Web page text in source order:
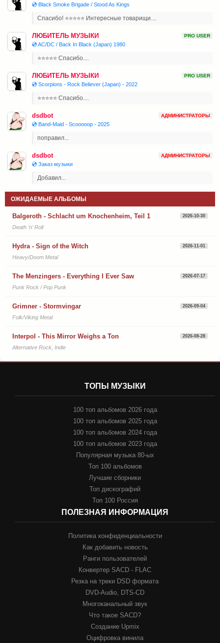
💿 Black Smoke Brigade / Stood As Kings
Спасибо! ⭐⭐⭐⭐⭐ Интересные товарищи....
ЛЮБИТЕЛЬ МУЗЫКИ PRO USER
💿 AC/DC / Back In Black (Japan) 1980
⭐⭐⭐⭐⭐ Спасибо....
ЛЮБИТЕЛЬ МУЗЫКИ PRO USER
💿 Scorpions - Rock Believer (Japan) - 2022
⭐⭐⭐⭐⭐ Спасибо....
dsdbot АДМИНИСТРАТОРЫ
💿 Band-Maid - Scooooop - 2025
поправил...
dsdbot АДМИНИСТРАТОРЫ
💿 Заказ музыки
Добавил...
ОЖИДАЕМЫЕ АЛЬБОМЫ
Balgeroth - Schlacht um Knochenheim, Teil 1 2026-10-30
Death 'n' Roll
Hydra - Sign of the Witch 2026-11-01
Heavy/Doom Metal
The Menzingers - Everything I Ever Saw 2026-07-17
Punk Rock / Pop Punk
Grimner - Stormvingar 2026-09-04
Folk/Viking Metal
Interpol - This Mirror Weighs a Ton 2026-08-28
Alternative Rock, Indie
ТОПЫ МУЗЫКИ
100 топ альбомов 2026 года
100 топ альбомов 2025 года
100 топ альбомов 2024 года
100 топ альбомов 2023 года
Популярная музыка 80-ых
Топ 100 альбомов
Лучшие сборники
Топ дискографий
Топ 100 Россия
ПОЛЕЗНАЯ ИНФОРМАЦИЯ
Политика конфиденциальности
Как добавить новость
Ранги пользователей
Конвертер SACD - FLAC
Резка на треки DSD формата
DVD-Audio, DTS-CD
Многоканальный звук
Что такое SACD?
Создание Upmix
Оцифровка винила